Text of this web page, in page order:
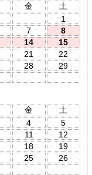
金
土
1
7
8
14
15
21
22
28
29
金
土
4
5
11
12
18
19
25
26